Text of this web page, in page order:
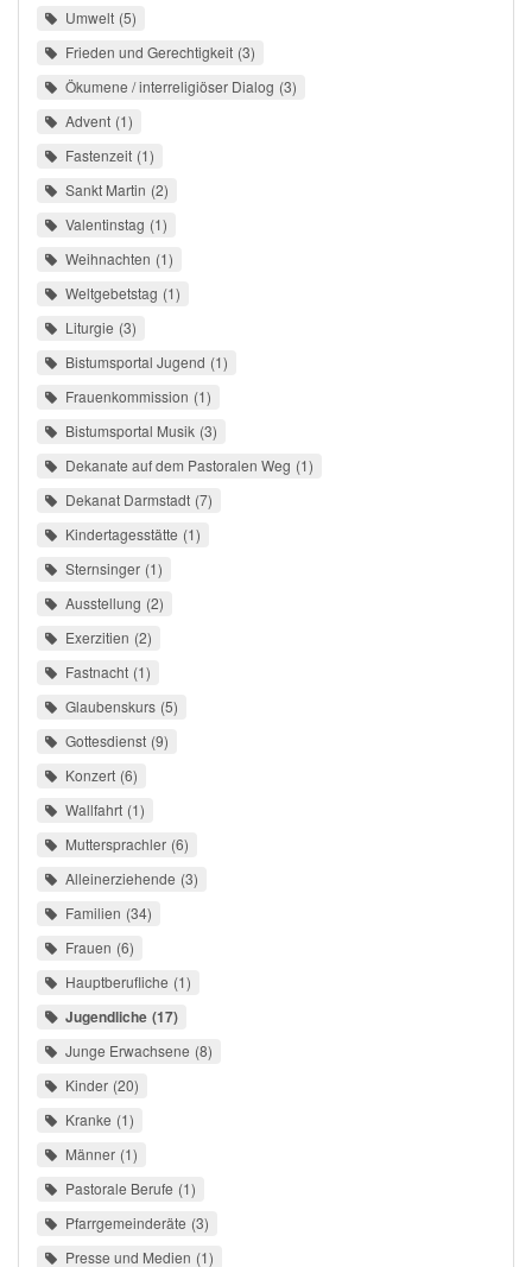
Umwelt 5
Frieden und Gerechtigkeit 3
Ökumene / interreligiöser Dialog 3
Advent 1
Fastenzeit 1
Sankt Martin 2
Valentinstag 1
Weihnachten 1
Weltgebetstag 1
Liturgie 3
Bistumsportal Jugend 1
Frauenkommission 1
Bistumsportal Musik 3
Dekanate auf dem Pastoralen Weg 1
Dekanat Darmstadt 7
Kindertagesstätte 1
Sternsinger 1
Ausstellung 2
Exerzitien 2
Fastnacht 1
Glaubenskurs 5
Gottesdienst 9
Konzert 6
Wallfahrt 1
Muttersprachler 6
Alleinerziehende 3
Familien 34
Frauen 6
Hauptberufliche 1
Jugendliche 17
Junge Erwachsene 8
Kinder 20
Kranke 1
Männer 1
Pastorale Berufe 1
Pfarrgemeinderäte 3
Presse und Medien 1